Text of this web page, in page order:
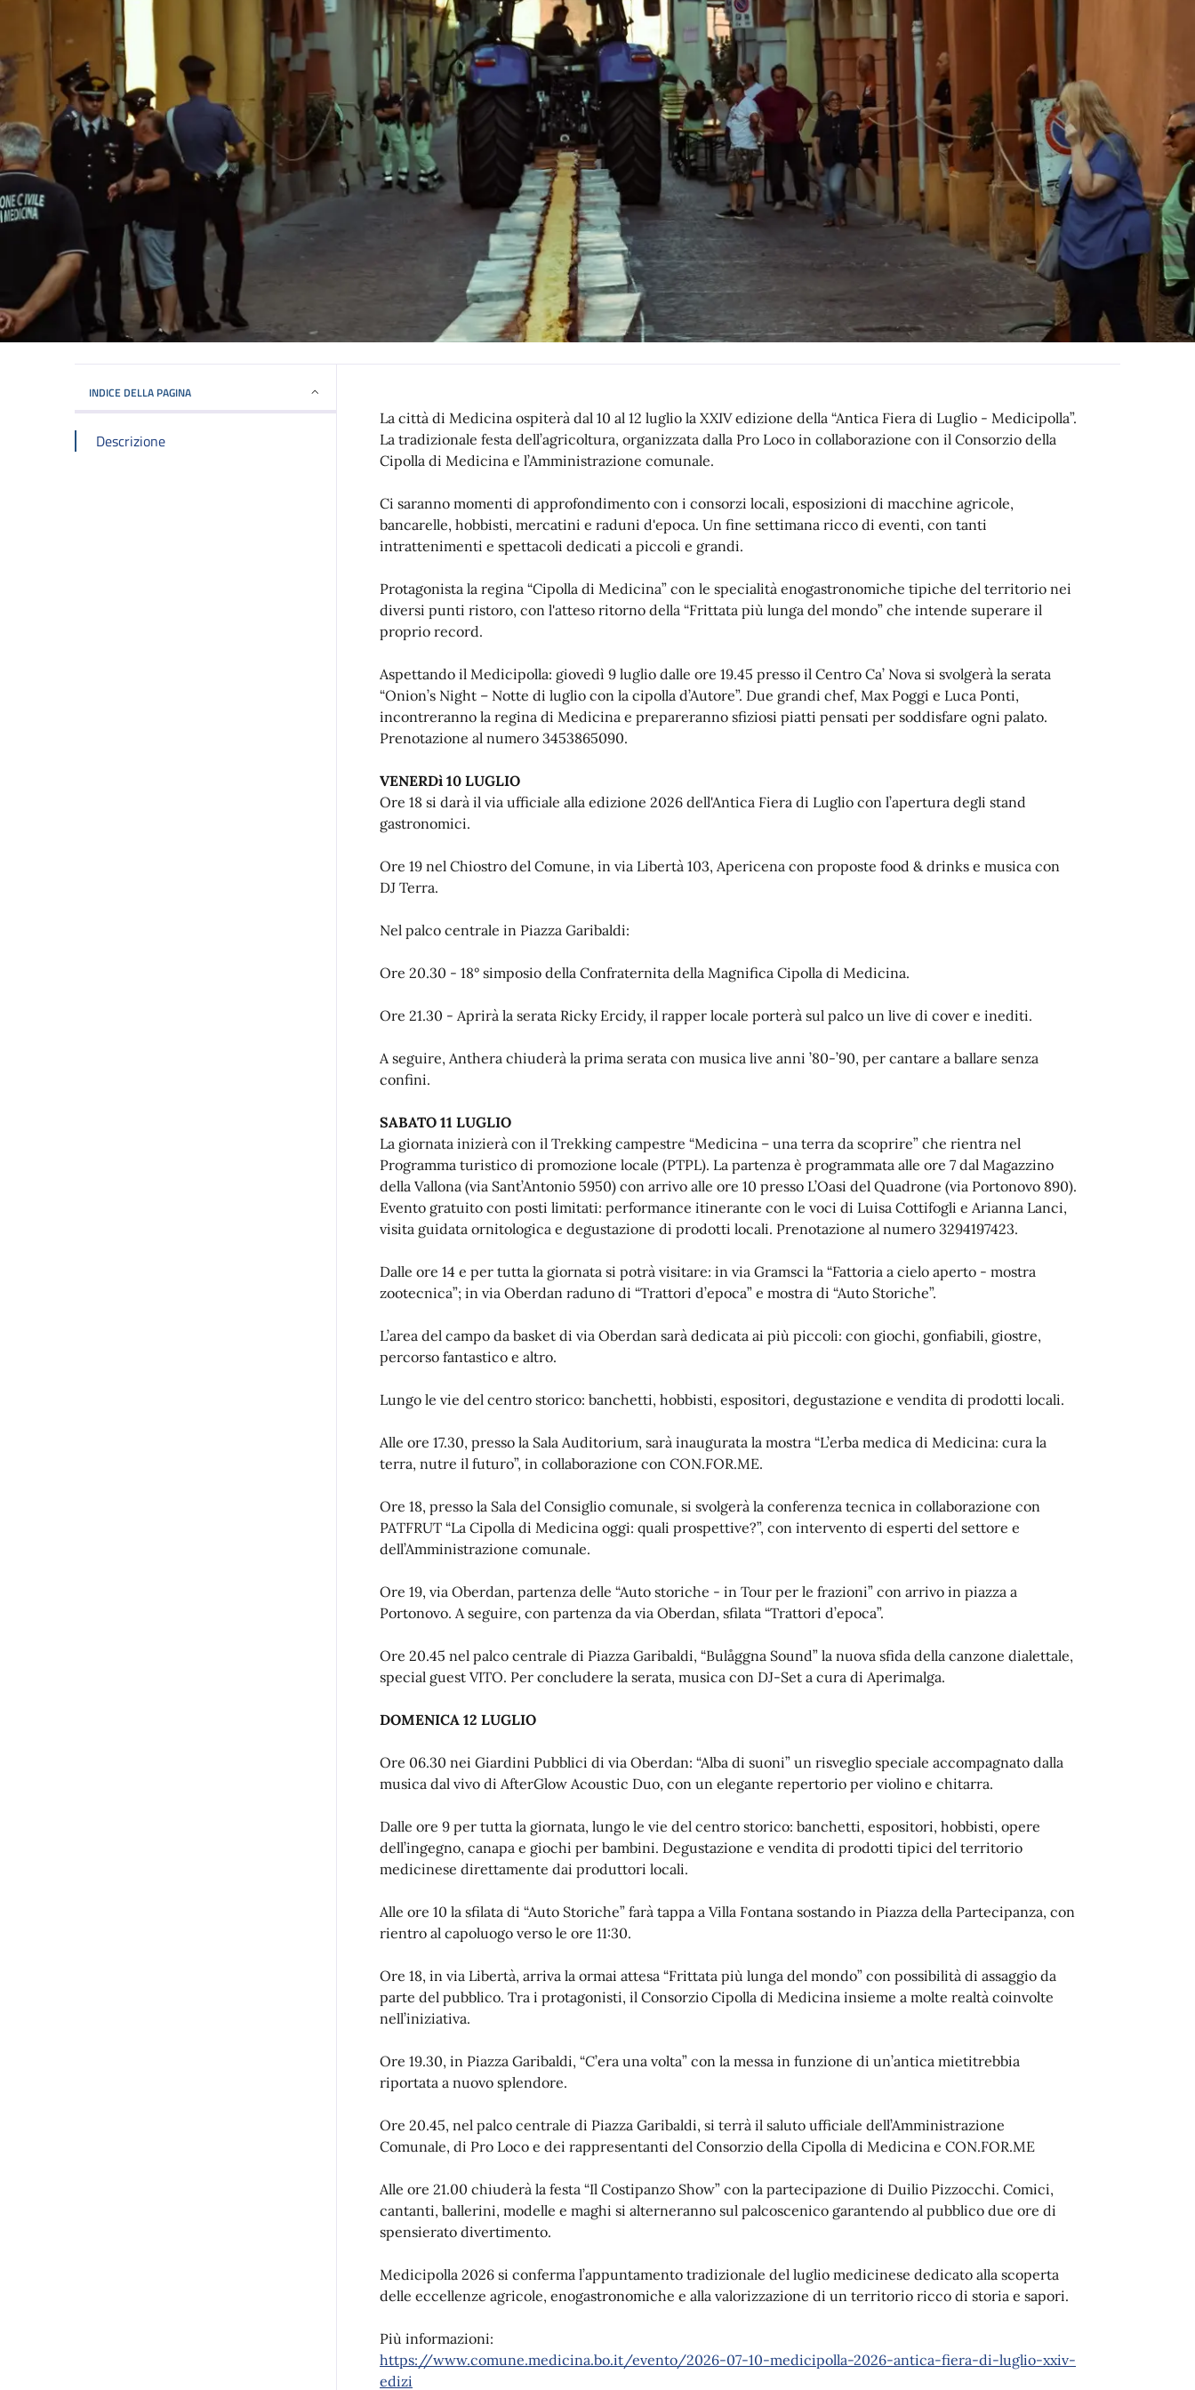
INDICE DELLA PAGINA
Descrizione
La città di Medicina ospiterà dal 10 al 12 luglio la XXIV edizione della “Antica Fiera di Luglio - Medicipolla”.
La tradizionale festa dell’agricoltura, organizzata dalla Pro Loco in collaborazione con il Consorzio della
Cipolla di Medicina e l’Amministrazione comunale.
Ci saranno momenti di approfondimento con i consorzi locali, esposizioni di macchine agricole,
bancarelle, hobbisti, mercatini e raduni d'epoca. Un fine settimana ricco di eventi, con tanti
intrattenimenti e spettacoli dedicati a piccoli e grandi.
Protagonista la regina “Cipolla di Medicina” con le specialità enogastronomiche tipiche del territorio nei
diversi punti ristoro, con l'atteso ritorno della “Frittata più lunga del mondo” che intende superare il
proprio record.
Aspettando il Medicipolla: giovedì 9 luglio dalle ore 19.45 presso il Centro Ca’ Nova si svolgerà la serata
“Onion’s Night – Notte di luglio con la cipolla d’Autore”. Due grandi chef, Max Poggi e Luca Ponti,
incontreranno la regina di Medicina e prepareranno sfiziosi piatti pensati per soddisfare ogni palato.
Prenotazione al numero 3453865090.
VENERDì 10 LUGLIO
Ore 18 si darà il via ufficiale alla edizione 2026 dell'Antica Fiera di Luglio con l’apertura degli stand
gastronomici.
Ore 19 nel Chiostro del Comune, in via Libertà 103, Apericena con proposte food & drinks e musica con
DJ Terra.
Nel palco centrale in Piazza Garibaldi:
Ore 20.30 - 18° simposio della Confraternita della Magnifica Cipolla di Medicina.
Ore 21.30 - Aprirà la serata Ricky Ercidy, il rapper locale porterà sul palco un live di cover e inediti.
A seguire, Anthera chiuderà la prima serata con musica live anni ’80-’90, per cantare a ballare senza
confini.
SABATO 11 LUGLIO
La giornata inizierà con il Trekking campestre “Medicina – una terra da scoprire” che rientra nel
Programma turistico di promozione locale (PTPL). La partenza è programmata alle ore 7 dal Magazzino
della Vallona (via Sant’Antonio 5950) con arrivo alle ore 10 presso L’Oasi del Quadrone (via Portonovo 890).
Evento gratuito con posti limitati: performance itinerante con le voci di Luisa Cottifogli e Arianna Lanci,
visita guidata ornitologica e degustazione di prodotti locali. Prenotazione al numero 3294197423.
Dalle ore 14 e per tutta la giornata si potrà visitare: in via Gramsci la “Fattoria a cielo aperto - mostra
zootecnica”; in via Oberdan raduno di “Trattori d’epoca” e mostra di “Auto Storiche”.
L’area del campo da basket di via Oberdan sarà dedicata ai più piccoli: con giochi, gonfiabili, giostre,
percorso fantastico e altro.
Lungo le vie del centro storico: banchetti, hobbisti, espositori, degustazione e vendita di prodotti locali.
Alle ore 17.30, presso la Sala Auditorium, sarà inaugurata la mostra “L’erba medica di Medicina: cura la
terra, nutre il futuro”, in collaborazione con CON.FOR.ME.
Ore 18, presso la Sala del Consiglio comunale, si svolgerà la conferenza tecnica in collaborazione con
PATFRUT “La Cipolla di Medicina oggi: quali prospettive?”, con intervento di esperti del settore e
dell’Amministrazione comunale.
Ore 19, via Oberdan, partenza delle “Auto storiche - in Tour per le frazioni” con arrivo in piazza a
Portonovo. A seguire, con partenza da via Oberdan, sfilata “Trattori d’epoca”.
Ore 20.45 nel palco centrale di Piazza Garibaldi, “Bulåggna Sound” la nuova sfida della canzone dialettale,
special guest VITO. Per concludere la serata, musica con DJ-Set a cura di Aperimalga.
DOMENICA 12 LUGLIO
Ore 06.30 nei Giardini Pubblici di via Oberdan: “Alba di suoni” un risveglio speciale accompagnato dalla
musica dal vivo di AfterGlow Acoustic Duo, con un elegante repertorio per violino e chitarra.
Dalle ore 9 per tutta la giornata, lungo le vie del centro storico: banchetti, espositori, hobbisti, opere
dell’ingegno, canapa e giochi per bambini. Degustazione e vendita di prodotti tipici del territorio
medicinese direttamente dai produttori locali.
Alle ore 10 la sfilata di “Auto Storiche” farà tappa a Villa Fontana sostando in Piazza della Partecipanza, con
rientro al capoluogo verso le ore 11:30.
Ore 18, in via Libertà, arriva la ormai attesa “Frittata più lunga del mondo” con possibilità di assaggio da
parte del pubblico. Tra i protagonisti, il Consorzio Cipolla di Medicina insieme a molte realtà coinvolte
nell’iniziativa.
Ore 19.30, in Piazza Garibaldi, “C’era una volta” con la messa in funzione di un’antica mietitrebbia
riportata a nuovo splendore.
Ore 20.45, nel palco centrale di Piazza Garibaldi, si terrà il saluto ufficiale dell’Amministrazione
Comunale, di Pro Loco e dei rappresentanti del Consorzio della Cipolla di Medicina e CON.FOR.ME
Alle ore 21.00 chiuderà la festa “Il Costipanzo Show” con la partecipazione di Duilio Pizzocchi. Comici,
cantanti, ballerini, modelle e maghi si alterneranno sul palcoscenico garantendo al pubblico due ore di
spensierato divertimento.
Medicipolla 2026 si conferma l’appuntamento tradizionale del luglio medicinese dedicato alla scoperta
delle eccellenze agricole, enogastronomiche e alla valorizzazione di un territorio ricco di storia e sapori.
Più informazioni:
https://www.comune.medicina.bo.it/evento/2026-07-10-medicipolla-2026-antica-fiera-di-luglio-xxiv-
edizi